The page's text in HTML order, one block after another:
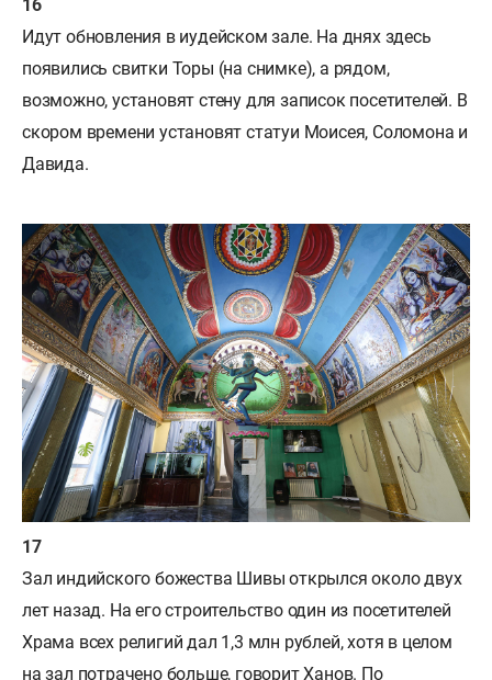
Идут обновления в иудейском зале. На днях здесь
появились свитки Торы (на снимке), а рядом,
возможно, установят стену для записок посетителей. В
скором времени установят статуи Моисея, Соломона и
Давида.
Зал индийского божества Шивы открылся около двух
лет назад. На его строительство один из посетителей
Храма всех религий дал 1,3 млн рублей, хотя в целом
на зал потрачено больше, говорит Ханов. По